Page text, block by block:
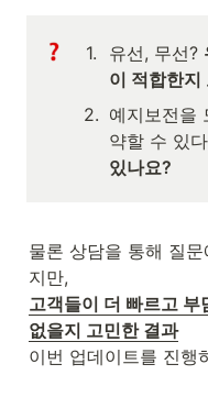
1. 유선, 무선?
이 적합한지
2. 예지보전을
약할 수 있
있나요?
물론 상담을 통해 질
고객들이 더 빠르고
이번 업데이트를 진행